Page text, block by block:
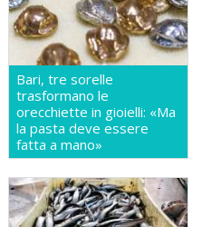
Bari, tre sorelle
trasformano le
orecchiette in gioielli: «Ma
la pasta deve essere
fatta a mano»